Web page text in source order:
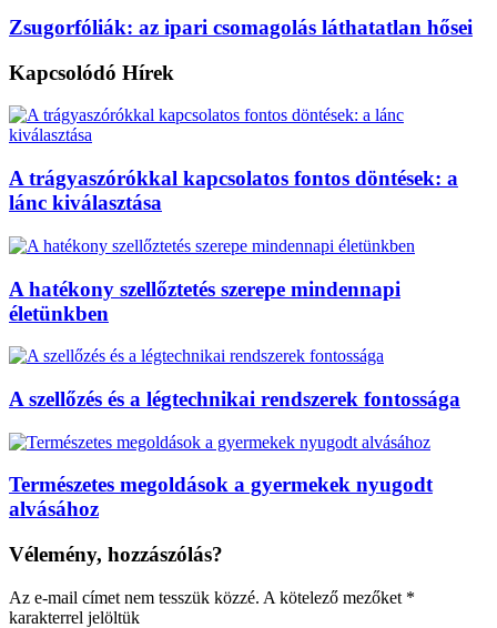
Zsugorfóliák: az ipari csomagolás láthatatlan hősei
Kapcsolódó Hírek
A trágyaszórókkal kapcsolatos fontos döntések: a
lánc kiválasztása
A hatékony szellőztetés szerepe mindennapi
életünkben
A szellőzés és a légtechnikai rendszerek fontossága
Természetes megoldások a gyermekek nyugodt
alvásához
Vélemény, hozzászólás?
Az e-mail címet nem tesszük közzé. A kötelező mezőket *
karakterrel jelöltük